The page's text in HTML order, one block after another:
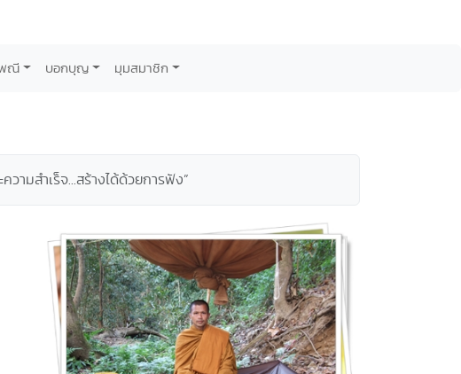
พณี บอกบุญ มุมสมาชิก
ามสำเร็จ...สร้างได้ด้วยการฟัง”